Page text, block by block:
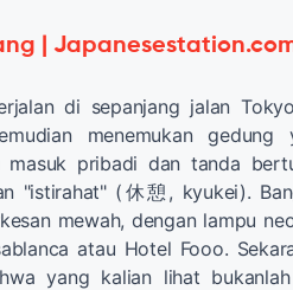
|
di sepanjang jalan
menemukan gedung
masuk pribadi dan tanda
"istirahat" (休憩, kyukei).
mewah, dengan lampu
atau Hotel Fooo.
yang kalian lihat